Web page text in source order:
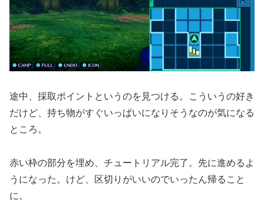
途中、採取ポイントというのを見つける。こういうの好き
だけど、持ち物がすぐいっぱいになりそうなのが気になる
ところ。
赤い枠の部分を埋め、チュートリアル完了。先に進めるよ
うになった。けど、区切りがいいのでいったん帰ること
に。